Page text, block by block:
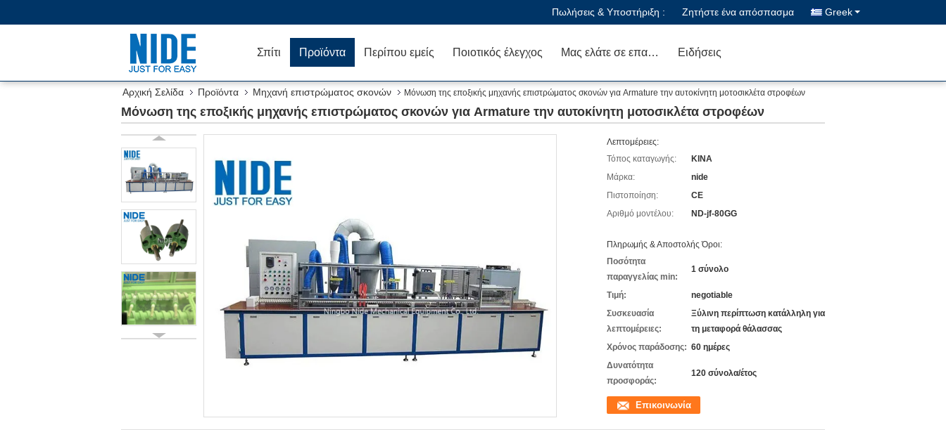
Πωλήσεις & Υποστήριξη : Ζητήστε ένα απόσπασμα Greek
Σπίτι Προϊόντα Περίπου εμείς Ποιοτικός έλεγχος Μας ελάτε σε επαφή με Ειδήσεις
Αρχική Σελίδα Προϊόντα Μηχανή επιστρώματος σκονών Μόνωση της εποξικής μηχανής επιστρώματος σκονών για Armature την αυτοκίνητη μοτοσικλέτα στροφέων
Μόνωση της εποξικής μηχανής επιστρώματος σκονών για Armature την αυτοκίνητη μοτοσικλέτα στροφέων
Λεπτομέρειες:
Τόπος καταγωγής:
ΚΙΝΑ
Μάρκα:
nide
Πιστοποίηση:
CE
Αριθμό μοντέλου:
ND-jf-80GG
Πληρωμής & Αποστολής Όροι:
Ποσότητα
παραγγελίας min:
1 σύνολο
Τιμή:
negotiable
Συσκευασία
λεπτομέρειες:
Ξύλινη περίπτωση κατάλληλη για
τη μεταφορά θάλασσας
Χρόνος παράδοσης: 60 ημέρες
Δυνατότητα
προσφοράς:
120 σύνολα/έτος
Επικοινωνία